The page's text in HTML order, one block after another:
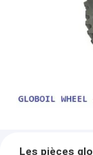
Les pièces